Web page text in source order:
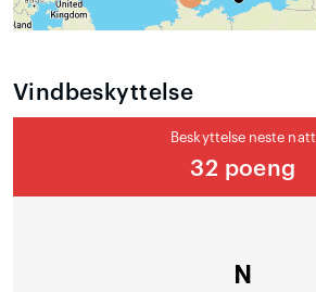
Vindbeskyttelse
Beskyttelse neste natt
32 poeng
N